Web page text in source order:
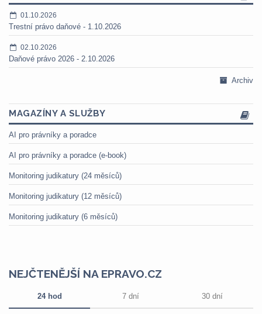
01.10.2026
Trestní právo daňové - 1.10.2026
02.10.2026
Daňové právo 2026 - 2.10.2026
Archiv
MAGAZÍNY A SLUŽBY
AI pro právníky a poradce
AI pro právníky a poradce (e-book)
Monitoring judikatury (24 měsíců)
Monitoring judikatury (12 měsíců)
Monitoring judikatury (6 měsíců)
NEJČTENĚJŠÍ NA EPRAVO.CZ
24 hod 7 dní 30 dní